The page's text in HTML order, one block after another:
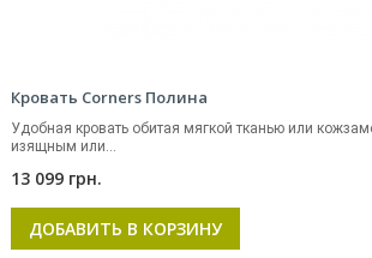
Кровать Corners Полина
Удобная кровать обитая мягкой тканью или
изящным или...
13 099 грн.
ДОБАВИТЬ В КОРЗИНУ